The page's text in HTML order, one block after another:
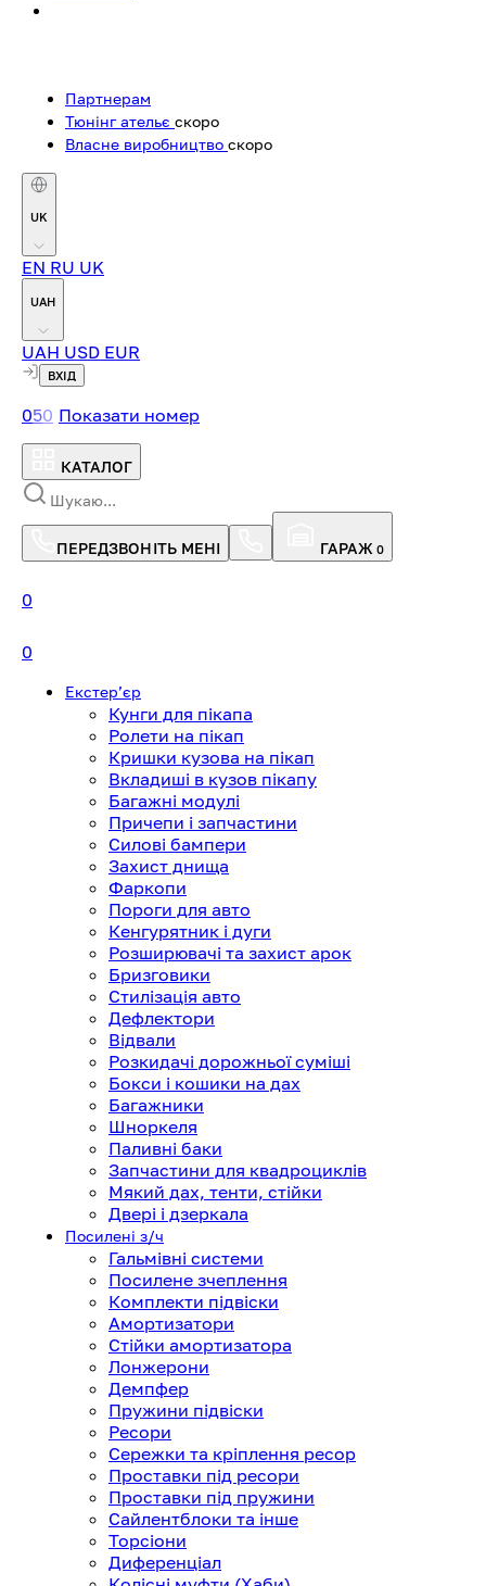
Партнерам
Тюнінг ательє скоро
Власне виробництво скоро
UK
EN RU UK
UAH
UAH USD EUR
ВХІД
050 Показати номер
КАТАЛОГ
ПЕРЕДЗВОНІТЬ МЕНІ ГАРАЖ 0
0
0
Екстерʼєр
Кунги для пікапа
Ролети на пікап
Кришки кузова на пікап
Вкладиші в кузов пікапу
Багажні модулі
Причепи і запчастини
Силові бампери
Захист днища
Фаркопи
Пороги для авто
Кенгурятник і дуги
Розширювачі та захист арок
Бризговики
Стилізація авто
Дефлектори
Відвали
Розкидачі дорожньої суміші
Бокси і кошики на дах
Багажники
Шноркеля
Паливні баки
Запчастини для квадроциклів
Мякий дах, тенти, стійки
Двері і дзеркала
Посилені з/ч
Гальмівні системи
Посилене зчеплення
Комплекти підвіски
Амортизатори
Стійки амортизатора
Лонжерони
Демпфер
Пружини підвіски
Ресори
Сережки та кріплення ресор
Проставки під ресори
Проставки під пружини
Сайлентблоки та інше
Торсіони
Диференціал